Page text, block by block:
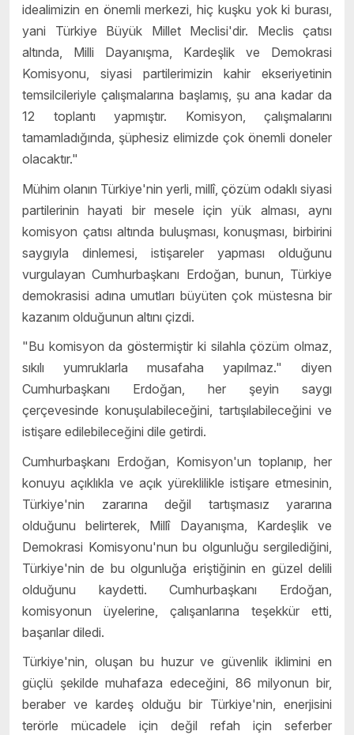
idealimizin en önemli merkezi, hiç kuşku yok ki burası,
yani Türkiye Büyük Millet Meclisi'dir. Meclis çatısı
altında, Milli Dayanışma, Kardeşlik ve Demokrasi
Komisyonu, siyasi partilerimizin kahir ekseriyetinin
temsilcileriyle çalışmalarına başlamış, șu ana kadar da
12 toplantı yapmıştır. Komisyon, çalışmalarını
tamamladığında, şüphesiz elimizde çok önemli doneler
olacaktır."
Mühim olanın Türkiye'nin yerli, millî, çözüm odaklı siyasi
partilerinin hayati bir mesele için yük alması, aynı
komisyon çatısı altında buluşması, konuşması, birbirini
saygıyla dinlemesi, istişareler yapması olduğunu
vurgulayan Cumhurbaşkanı Erdoğan, bunun, Türkiye
demokrasisi adına umutları büyüten çok müstesna bir
kazanım olduğunun altını çizdi.
"Bu komisyon da göstermiştir ki silahla çözüm olmaz,
sıkılı yumruklarla musafaha yapılmaz." diyen
Cumhurbaşkanı Erdoğan, her şeyin saygı
çerçevesinde konuşulabileceğini, tartışılabileceğini ve
istişare edilebileceğini dile getirdi.
Cumhurbaşkanı Erdoğan, Komisyon'un toplanıp, her
konuyu açıklıkla ve açık yüreklilikle istişare etmesinin,
Türkiye'nin zararına değil tartışmasız yararına
olduğunu belirterek, Millî Dayanışma, Kardeşlik ve
Demokrasi Komisyonu'nun bu olgunluğu sergilediğini,
Türkiye'nin de bu olgunluğa eriştiğinin en güzel delili
olduğunu kaydetti. Cumhurbaşkanı Erdoğan,
komisyonun üyelerine, çalışanlarına teşekkür etti,
başarılar diledi.
Türkiye'nin, oluşan bu huzur ve güvenlik iklimini en
güçlü şekilde muhafaza edeceğini, 86 milyonun bir,
beraber ve kardeş olduğu bir Türkiye'nin, enerjisini
terörle mücadele için değil refah için seferber